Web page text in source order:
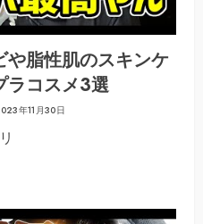
や脂性肌のスキンケ
ラコスメ3選
年11月30日